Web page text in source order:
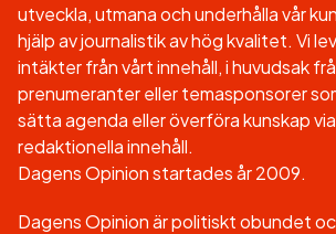
utveckla, utmana och underhålla vår
hjälp av journalistik av hög kvalitet. Vi
intäkter från vårt innehåll, i huvudsak
prenumeranter eller temasponsorer
sätta agenda eller överföra kunskap
redaktionella innehåll.
Dagens Opinion startades år 2009.
Dagens Opinion är politiskt obundet